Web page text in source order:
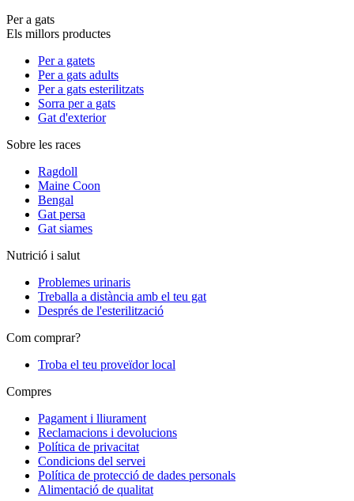
Per a gats
Els millors productes
Per a gatets
Per a gats adults
Per a gats esterilitzats
Sorra per a gats
Gat d'exterior
Sobre les races
Ragdoll
Maine Coon
Bengal
Gat persa
Gat siames
Nutrició i salut
Problemes urinaris
Treballa a distància amb el teu gat
Després de l'esterilització
Com comprar?
Troba el teu proveïdor local
Compres
Pagament i lliurament
Reclamacions i devolucions
Política de privacitat
Condicions del servei
Política de protecció de dades personals
Alimentació de qualitat